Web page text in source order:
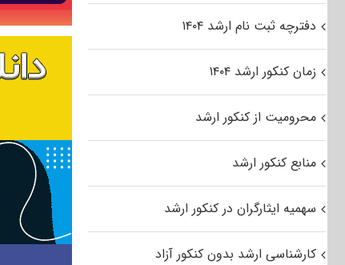
دفترچه ثبت نام ارشد ۱۴۰۴
زمان کنکور ارشد ۱۴۰۴
محرومیت از کنکور ارشد
منابع کنکور ارشد
سهمیه ایثارگران در کنکور ارشد
کارشناسی ارشد بدون کنکور آزاد